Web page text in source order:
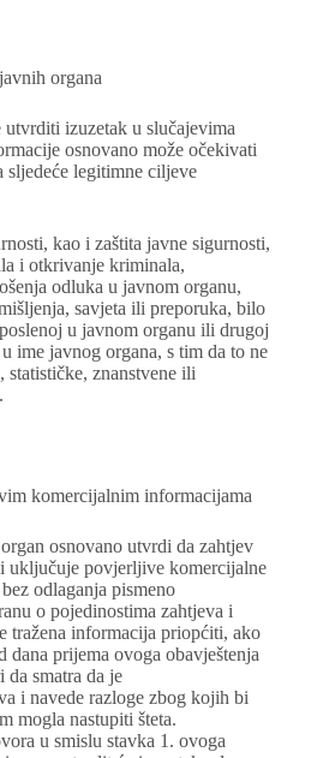
organa
izuzetak u slučajevima
osnovano može očekivati
sljedeće legitimne ciljeve
kao i zaštita javne sigurnosti,
i otkrivanje kriminala,
odluka u javnom organu,
savjeta ili preporuka, bilo
u javnom organu ili drugoj
ime javnog organa, s tim da to ne
statističke, znanstvene ili
komercijalnim informacijama
osnovano utvrdi da zahtjev
uključuje povjerljive komercijalne
odlaganja pismeno
o pojedinostima zahtjeva i
tražena informacija priopćiti, ako
dana prijema ovoga obavještenja
da smatra da je
i navede razloge zbog kojih bi
mogla nastupiti šteta.
u smislu stavka 1. ovoga